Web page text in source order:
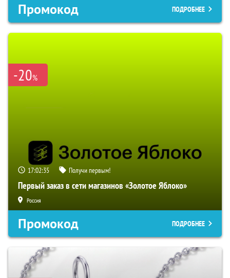
Промокод ПОДРОБНЕЕ
-20%
17:02:34 Получи первым!
Первый заказ в сети магазинов «Золотое Яблоко»
Россия
Промокод ПОДРОБНЕЕ